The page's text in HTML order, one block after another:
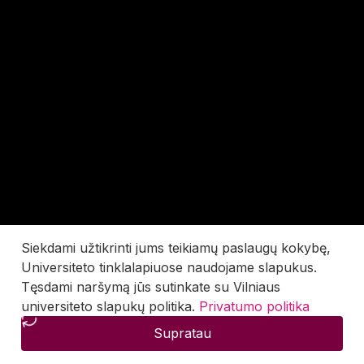
Siekdami užtikrinti jums teikiamų paslaugų kokybę,
Universiteto tinklalapiuose naudojame slapukus.
Tęsdami naršymą jūs sutinkate su Vilniaus
universiteto slapukų politika. Privatumo politika
Supratau